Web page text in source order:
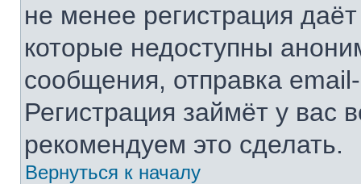
не менее регистрация
которые недоступны
сообщения, отправка
Регистрация займёт у вас
рекомендуем это сделать.
Вернуться к началу